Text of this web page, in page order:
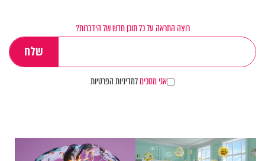
רוצה התראה על כל תוכן חדש של הידברות?
אני מסכיםלמדיניות הפרטיות